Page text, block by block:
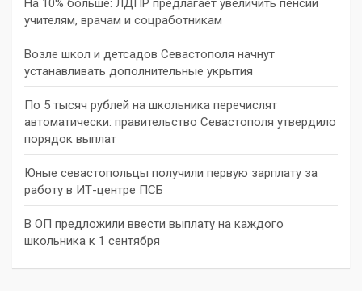
На 10% больше: ЛДПР предлагает увеличить пенсии
учителям, врачам и соцработникам
Возле школ и детсадов Севастополя начнут
устанавливать дополнительные укрытия
По 5 тысяч рублей на школьника перечислят
автоматически: правительство Севастополя утвердило
порядок выплат
Юные севастопольцы получили первую зарплату за
работу в ИТ-центре ПСБ
В ОП предложили ввести выплату на каждого
школьника к 1 сентября